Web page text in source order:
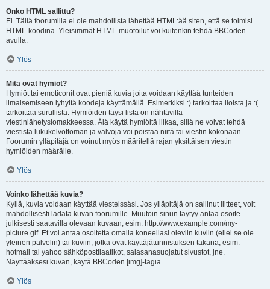
Onko HTML sallittu?
Ei. Tällä foorumilla ei ole mahdollista lähettää HTML:ää siten, että se toimisi
HTML-koodina. Yleisimmät HTML-muotoilut voi kuitenkin tehdä BBCoden
avulla.
Ylös
Mitä ovat hymiöt?
Hymiöt tai emoticonit ovat pieniä kuvia joita voidaan käyttää tunteiden
ilmaisemiseen lyhyitä koodeja käyttämällä. Esimerkiksi :) tarkoittaa iloista ja :(
tarkoittaa surullista. Hymiöiden täysi lista on nähtävillä
viestinlähetyslomakkeessa. Älä käytä hymiöitä liikaa, sillä ne voivat tehdä
viestistä lukukelvottoman ja valvoja voi poistaa niitä tai viestin kokonaan.
Foorumin ylläpitäjä on voinut myös määritellä rajan yksittäisen viestin
hymiöiden määrälle.
Ylös
Voinko lähettää kuvia?
Kyllä, kuvia voidaan käyttää viesteissäsi. Jos ylläpitäjä on sallinut liitteet, voit
mahdollisesti ladata kuvan foorumille. Muutoin sinun täytyy antaa osoite
julkisesti saatavilla olevaan kuvaan, esim. http://www.example.com/my-
picture.gif. Et voi antaa osoitetta omalla koneellasi oleviin kuviin (ellei se ole
yleinen palvelin) tai kuviin, jotka ovat käyttäjätunnistuksen takana, esim.
hotmail tai yahoo sähköpostilaatikot, salasanasuojatut sivustot, jne.
Näyttääksesi kuvan, käytä BBCoden [img]-tagia.
Ylös